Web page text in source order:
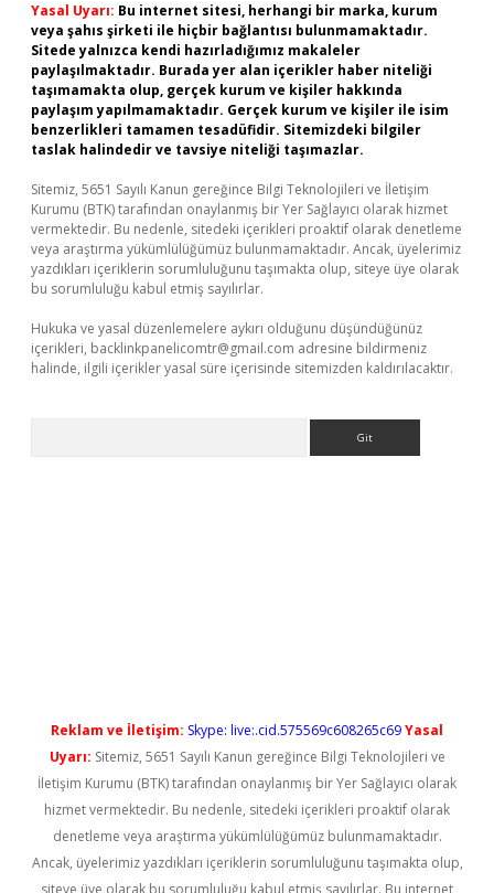
Yasal Uyarı: Bu internet sitesi, herhangi bir marka, kurum
veya şahıs şirketi ile hiçbir bağlantısı bulunmamaktadır.
Sitede yalnızca kendi hazırladığımız makaleler
paylaşılmaktadır. Burada yer alan içerikler haber niteliği
taşımamakta olup, gerçek kurum ve kişiler hakkında
paylaşım yapılmamaktadır. Gerçek kurum ve kişiler ile isim
benzerlikleri tamamen tesadüfidir. Sitemizdeki bilgiler
taslak halindedir ve tavsiye niteliği taşımazlar.
Sitemiz, 5651 Sayılı Kanun gereğince Bilgi Teknolojileri ve İletişim
Kurumu (BTK) tarafından onaylanmış bir Yer Sağlayıcı olarak hizmet
vermektedir. Bu nedenle, sitedeki içerikleri proaktif olarak denetleme
veya araştırma yükümlülüğümüz bulunmamaktadır. Ancak, üyelerimiz
yazdıkları içeriklerin sorumluluğunu taşımakta olup, siteye üye olarak
bu sorumluluğu kabul etmiş sayılırlar.
Hukuka ve yasal düzenlemelere aykırı olduğunu düşündüğünüz
içerikleri, backlinkpanelicomtr@gmail.com adresine bildirmeniz
halinde, ilgili içerikler yasal süre içerisinde sitemizden kaldırılacaktır.
Reklam ve İletişim: Skype: live:.cid.575569c608265c69Yasal
Uyarı: Sitemiz, 5651 Sayılı Kanun gereğince Bilgi Teknolojileri ve
İletişim Kurumu (BTK) tarafından onaylanmış bir Yer Sağlayıcı olarak
hizmet vermektedir. Bu nedenle, sitedeki içerikleri proaktif olarak
denetleme veya araştırma yükümlülüğümüz bulunmamaktadır.
Ancak, üyelerimiz yazdıkları içeriklerin sorumluluğunu taşımakta olup,
siteye üye olarak bu sorumluluğu kabul etmiş sayılırlar. Bu internet